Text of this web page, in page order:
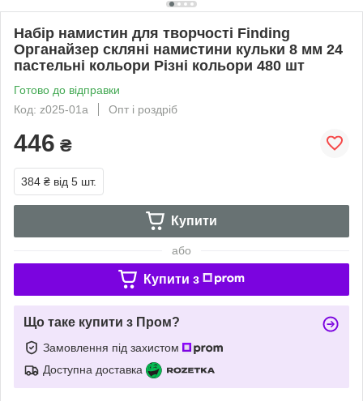
Набір намистин для творчості Finding
Органайзер скляні намистини кульки 8 мм 24
пастельні кольори Різні кольори 480 шт
Готово до відправки
Код: z025-01a
Опт і роздріб
446 ₴
384 ₴ від 5 шт.
Купити
або
Купити з
Що таке купити з Пром?
Замовлення під захистом
Доступна доставка